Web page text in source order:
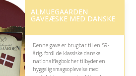
ALMUEGAARDEN
GAVEÆSKE MED DANSKE
Denne gave er brugbar til en 59-
årig, fordi de klassiske danske
nationalflagbolcher tilbyder en
hyggelig smagsoplevelse med